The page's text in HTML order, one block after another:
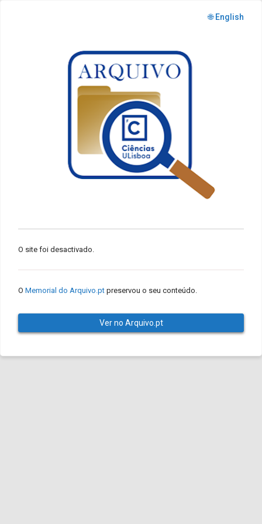
🌐 English
O site foi desactivado.
O Memorial do Arquivo.pt preservou o seu conteúdo.
Ver no Arquivo.pt